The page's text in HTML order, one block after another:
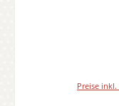
Preise